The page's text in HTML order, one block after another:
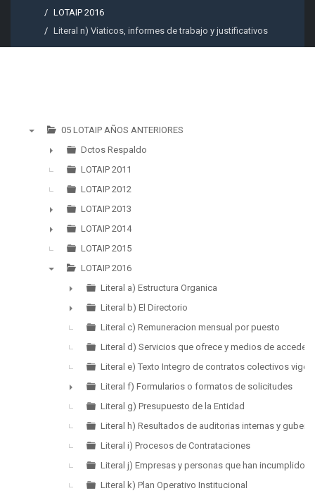
LOTAIP 2016
Literal n) Viaticos, informes de trabajo y justificativos
05 LOTAIP AÑOS ANTERIORES
►
Dctos Respaldo
LOTAIP 2011
LOTAIP 2012
►
LOTAIP 2013
►
LOTAIP 2014
LOTAIP 2015
LOTAIP 2016
►
Literal a) Estructura Organica
►
Literal b) El Directorio
Literal c) Remuneracion mensual por puesto
Literal d) Servicios que ofrece y medios de acceder
Literal e) Texto Integro de contratos colectivos
►
Literal f) Formularios o formatos de solicitudes
Literal g) Presupuesto de la Entidad
Literal h) Resultados de auditorias internas y
Literal i) Procesos de Contrataciones
Literal j) Empresas y personas que han incumplido
Literal k) Plan Operativo Institucional